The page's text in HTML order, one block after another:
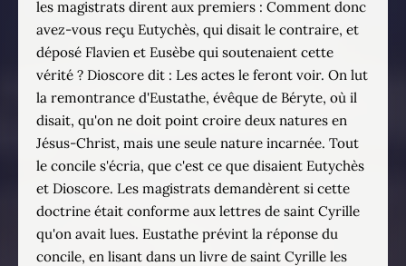
les magistrats dirent aux premiers : Comment donc
avez-vous reçu Eutychès, qui disait le contraire, et
déposé Flavien et Eusèbe qui soutenaient cette
vérité ? Dioscore dit : Les actes le feront voir. On lut
la remontrance d'Eustathe, évêque de Béryte, où il
disait, qu'on ne doit point croire deux natures en
Jésus-Christ, mais une seule nature incarnée. Tout
le concile s'écria, que c'est ce que disaient Eutychès
et Dioscore. Les magistrats demandèrent si cette
doctrine était conforme aux lettres de saint Cyrille
qu'on avait lues. Eustathe prévint la réponse du
concile, en lisant dans un livre de saint Cyrille les